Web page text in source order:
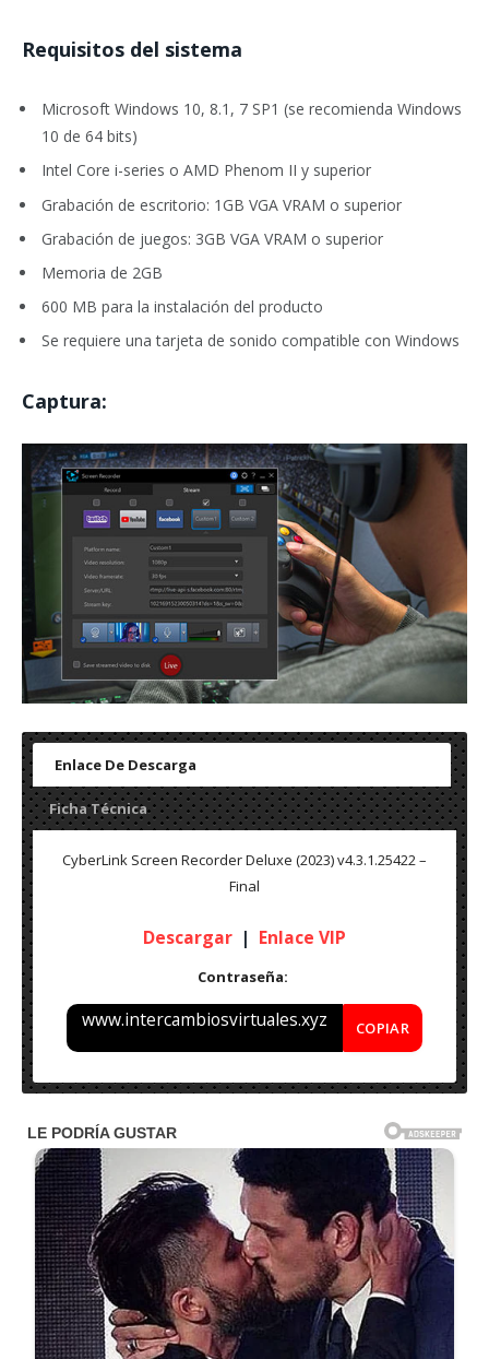
Requisitos del sistema
Microsoft Windows 10, 8.1, 7 SP1 (se recomienda Windows
10 de 64 bits)
Intel Core i-series o AMD Phenom II y superior
Grabación de escritorio: 1GB VGA VRAM o superior
Grabación de juegos: 3GB VGA VRAM o superior
Memoria de 2GB
600 MB para la instalación del producto
Se requiere una tarjeta de sonido compatible con Windows
Captura:
Enlace De Descarga
Ficha Técnica
CyberLink Screen Recorder Deluxe (2023) v4.3.1.25422 –
Final
Descargar | Enlace VIP
Contraseña:
www.intercambiosvirtuales.xyz COPIAR
Nombre: CyberLink Screen Recorder Deluxe (2023)
v4.3.1.25422 – Final
Idioma: Español (Multi)
Medicina: Incl.
Peso: 530 MB
Sistema Operativo: Windows